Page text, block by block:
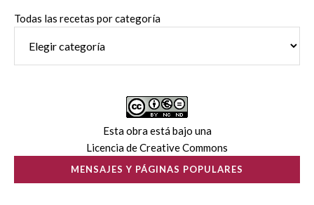
Todas las recetas por categoría
Esta obra está bajo una
Licencia de Creative Commons
MENSAJES Y PÁGINAS POPULARES